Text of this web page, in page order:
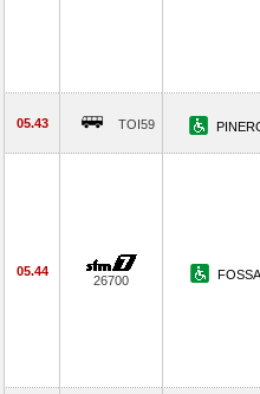
05.43 TOI59
05.44
26700